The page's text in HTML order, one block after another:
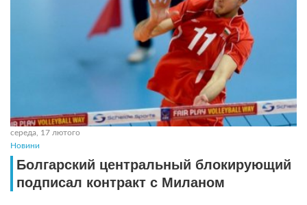
середа, 17 лютого
Новини
Болгарский центральный блокирующий
подписал контракт с Миланом